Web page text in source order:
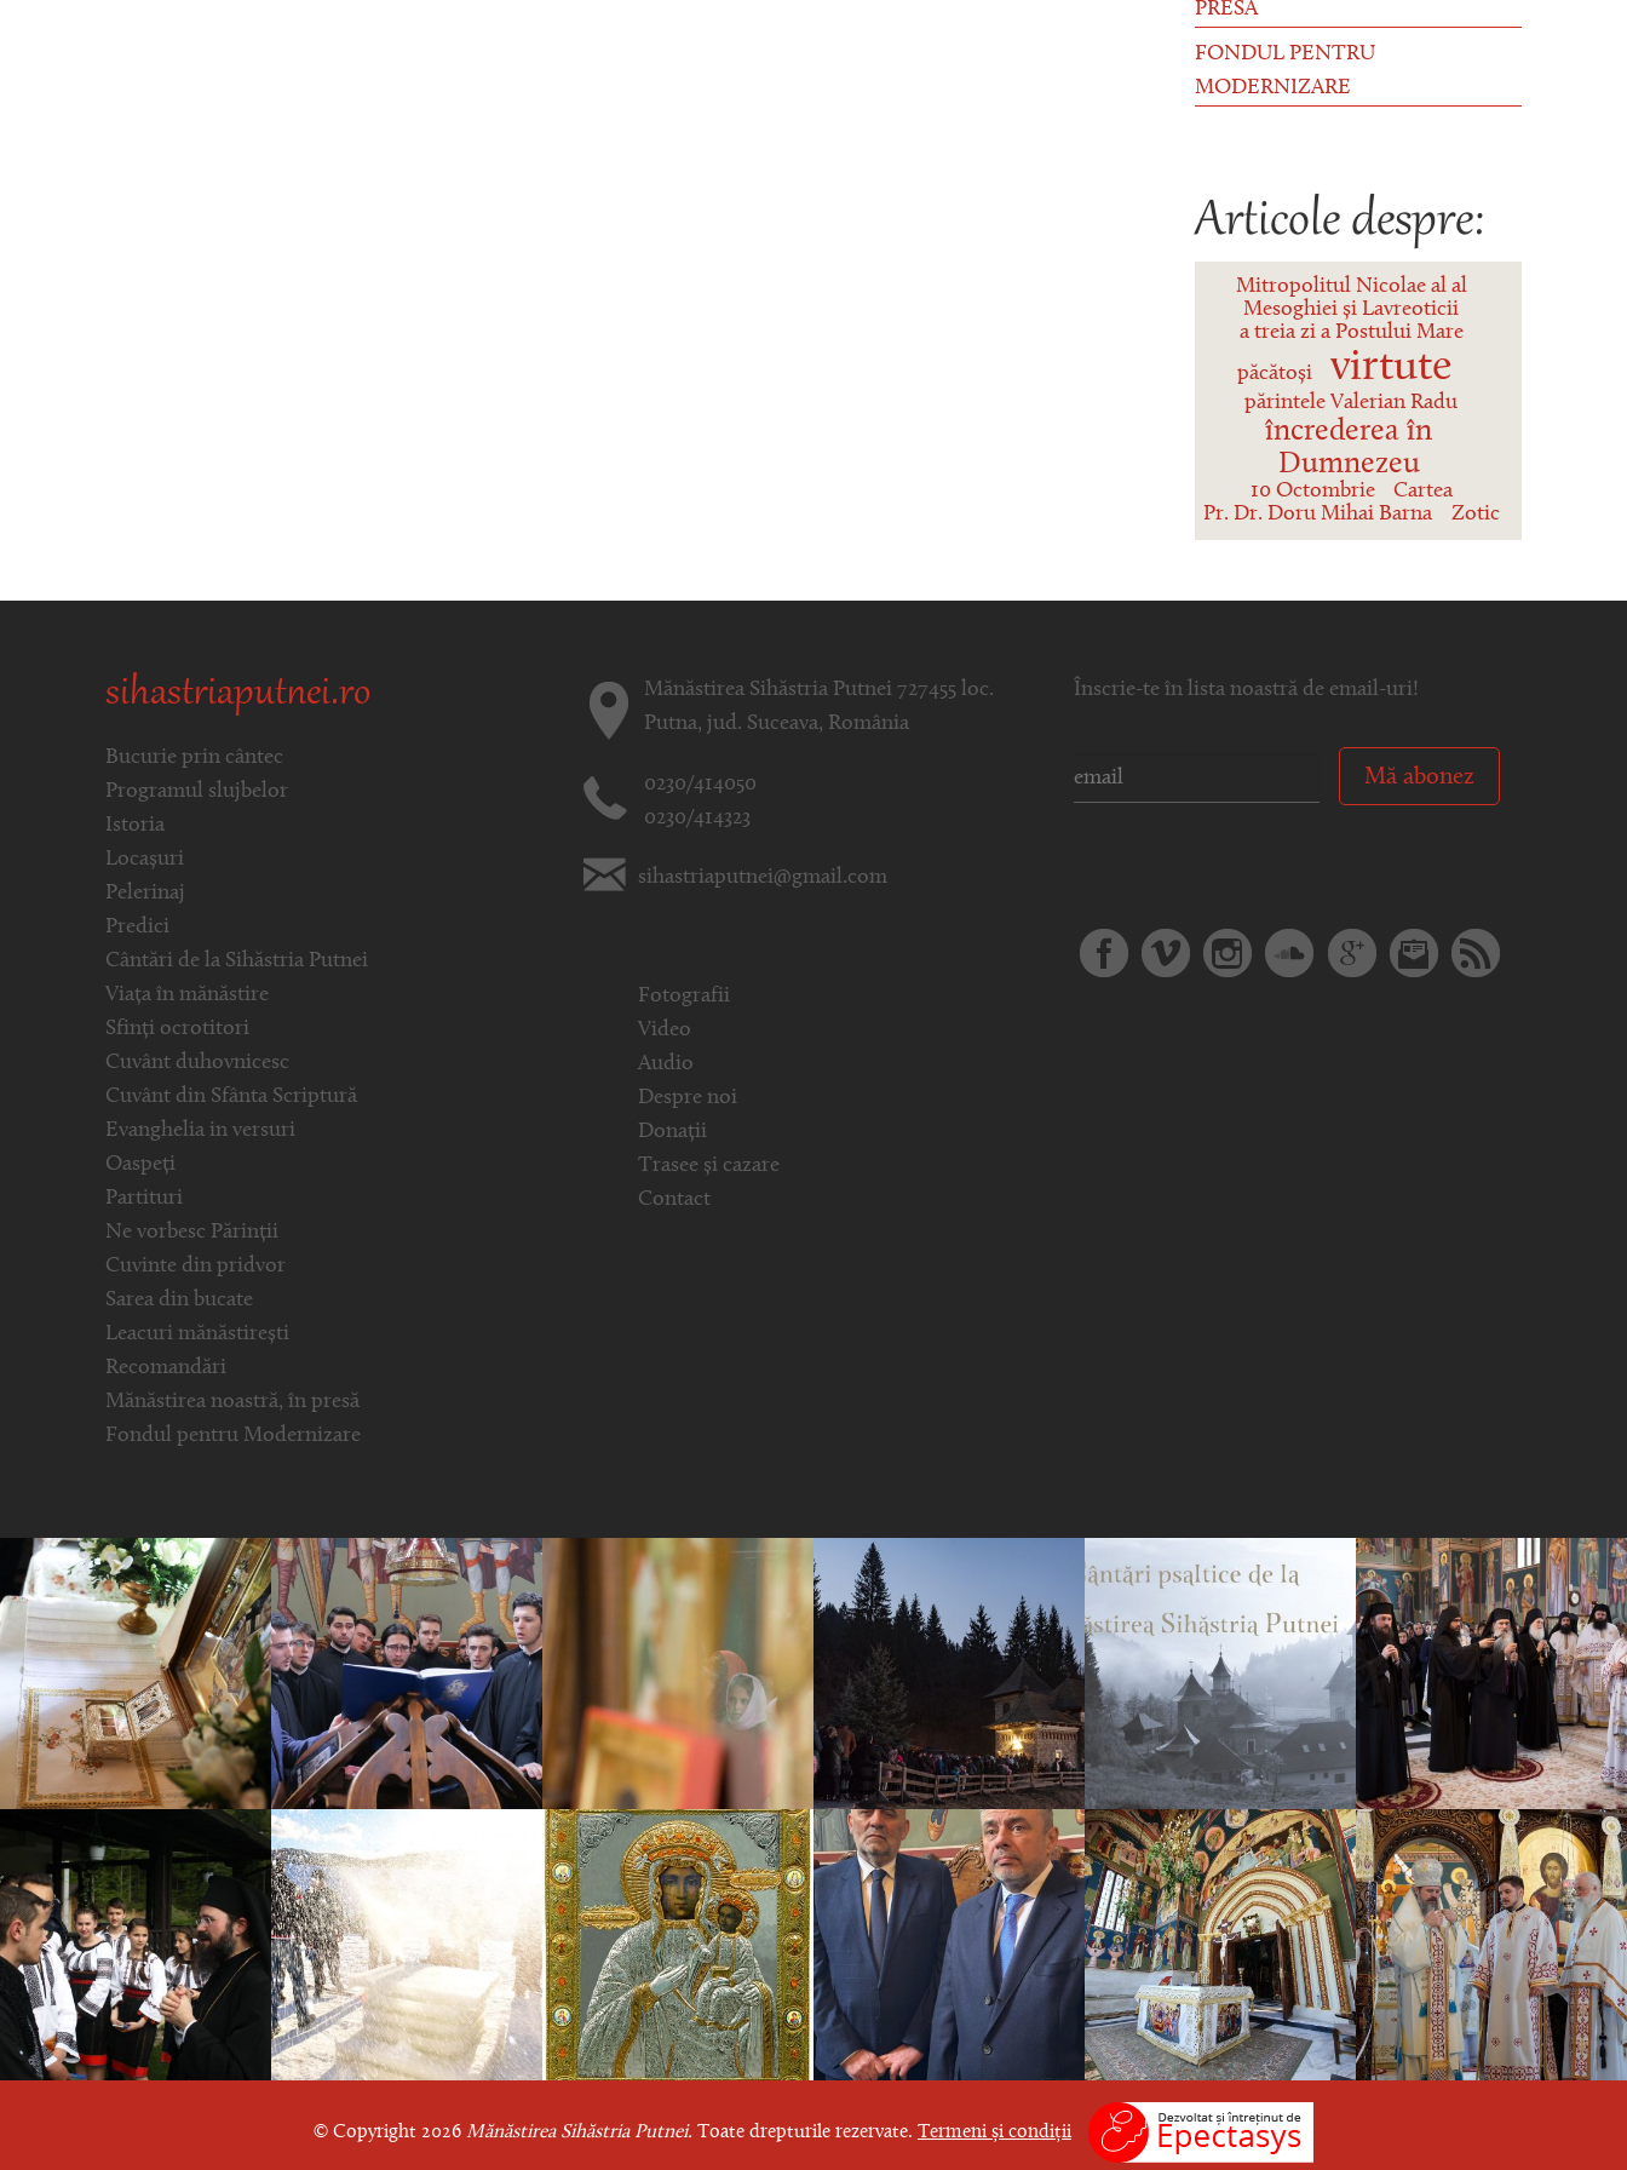
PRESĂ
FONDUL PENTRU
MODERNIZARE
Articole despre:
Mitropolitul Nicolae al al
Mesoghiei și Lavreoticii
a treia zi a Postului Mare
păcătoși
virtute
părintele Valerian Radu
încrederea în
Dumnezeu
10 Octombrie
Cartea
Pr. Dr. Doru Mihai Barna
Zotic
sihastriaputnei.ro
Bucurie prin cântec
Programul slujbelor
Istoria
Locașuri
Pelerinaj
Predici
Cântări de la Sihăstria Putnei
Viața în mănăstire
Sfinți ocrotitori
Cuvânt duhovnicesc
Cuvânt din Sfânta Scriptură
Evanghelia in versuri
Oaspeți
Partituri
Ne vorbesc Părinții
Cuvinte din pridvor
Sarea din bucate
Leacuri mănăstirești
Recomandări
Mănăstirea noastră, în presă
Fondul pentru Modernizare
Mănăstirea Sihăstria Putnei 727455 loc.
Putna, jud. Suceava, România
0230/414050
0230/414323
sihastriaputnei@gmail.com
Fotografii
Video
Audio
Despre noi
Donații
Trasee și cazare
Contact
Înscrie-te în lista noastră de email-uri!
Mă abonez
© Copyright 2026 Mănăstirea Sihăstria Putnei. Toate drepturile rezervate. Termeni și condiții